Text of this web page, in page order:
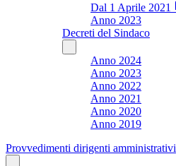
Dal 1 Aprile 2021
Anno 2023
Decreti del Sindaco
Anno 2024
Anno 2023
Anno 2022
Anno 2021
Anno 2020
Anno 2019
Provvedimenti dirigenti amministrativi